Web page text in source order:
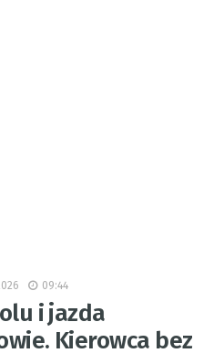
09:44
i jazda
Kierowca bez